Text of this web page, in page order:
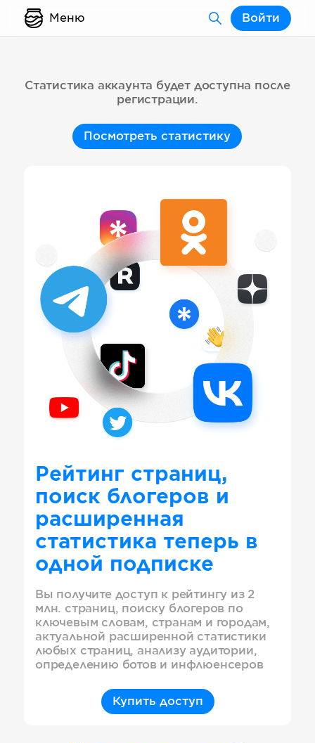
Меню Войти
Статистика аккаунта будет доступна после
регистрации.
Посмотреть статистику
Рейтинг страниц,
поиск блогеров и
расширенная
статистика теперь в
одной подписке
Вы получите доступ к рейтингу из 2
млн. страниц, поиску блогеров по
ключевым словам, странам и городам,
актуальной расширенной статистики
любых страниц, анализу аудитории,
определению ботов и инфлюенсеров
Купить доступ